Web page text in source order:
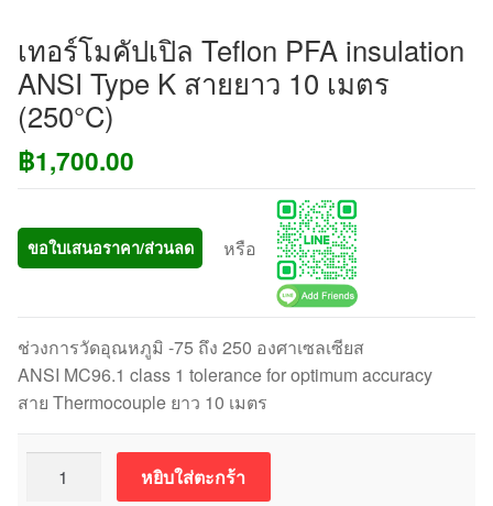
เทอร์โมคัปเปิล Teflon PFA insulation
ANSI Type K สายยาว 10 เมตร
(250°C)
฿1,700.00
ขอใบเสนอราคา/ส่วนลด หรือ
ช่วงการวัดอุณหภูมิ -75 ถึง 250 องศาเซลเซียส
ANSI MC96.1 class 1 tolerance for optimum accuracy
สาย Thermocouple ยาว 10 เมตร
หยิบใส่ตะกร้า